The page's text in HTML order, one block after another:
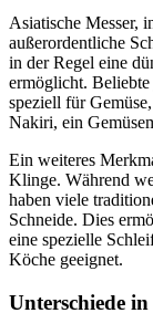
Asiatische Messer,
außerordentliche
in der Regel eine
ermöglicht. Beliebte
speziell für
Nakiri, ein
Ein weiteres
Klinge. Während
haben viele
Schneide. Dies
eine spezielle
Köche geeignet.
Unterschiede